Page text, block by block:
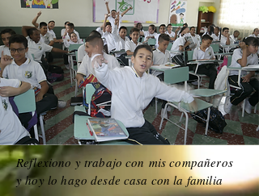
Reflexiono y trabajo con mis compañeros
y hoy lo hago desde casa con la familia